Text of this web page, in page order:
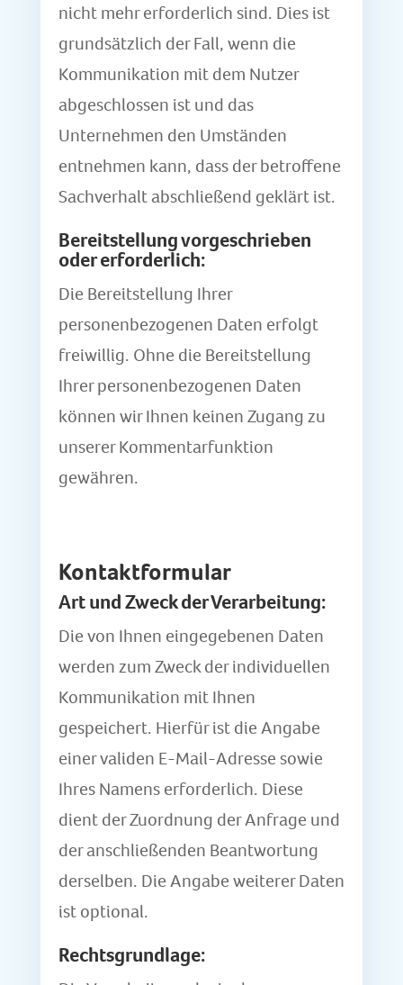
nicht mehr erforderlich sind. Dies ist
grundsätzlich der Fall, wenn die
Kommunikation mit dem Nutzer
abgeschlossen ist und das
Unternehmen den Umständen
entnehmen kann, dass der betroffene
Sachverhalt abschließend geklärt ist.
Bereitstellung vorgeschrieben
oder erforderlich:
Die Bereitstellung Ihrer
personenbezogenen Daten erfolgt
freiwillig. Ohne die Bereitstellung
Ihrer personenbezogenen Daten
können wir Ihnen keinen Zugang zu
unserer Kommentarfunktion
gewähren.
Kontaktformular
Art und Zweck der Verarbeitung:
Die von Ihnen eingegebenen Daten
werden zum Zweck der individuellen
Kommunikation mit Ihnen
gespeichert. Hierfür ist die Angabe
einer validen E-Mail-Adresse sowie
Ihres Namens erforderlich. Diese
dient der Zuordnung der Anfrage und
der anschließenden Beantwortung
derselben. Die Angabe weiterer Daten
ist optional.
Rechtsgrundlage: